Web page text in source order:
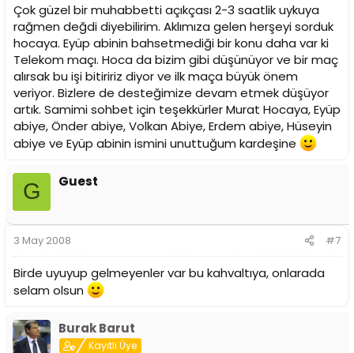
Çok güzel bir muhabbetti açıkçası 2-3 saatlik uykuya
rağmen değdi diyebilirim. Aklımıza gelen herşeyi sorduk
hocaya. Eyüp abinin bahsetmediği bir konu daha var ki
Telekom maçı. Hoca da bizim gibi düşünüyor ve bir maç
alırsak bu işi bitiririz diyor ve ilk maça büyük önem
veriyor. Bizlere de desteğimize devam etmek düşüyor
artık. Samimi sohbet için teşekkürler Murat Hocaya, Eyüp
abiye, Önder abiye, Volkan Abiye, Erdem abiye, Hüseyin
abiye ve Eyüp abinin ismini unuttuğum kardeşine
G Guest
3 May 2008 #7
Birde uyuyup gelmeyenler var bu kahvaltıya, onlarada
selam olsun
Burak Barut
Kayıtlı Üye